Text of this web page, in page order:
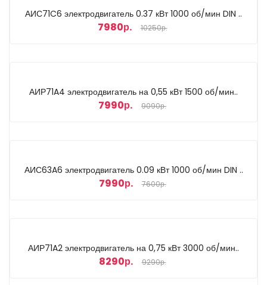
АИС71C6 электродвигатель 0.37 кВт 1000 об/мин DIN ..
7980р. 10250р.
АИР71A4 электродвигатель на 0,55 кВт 1500 об/мин..
7990р. 9090р.
АИС63A6 электродвигатель 0.09 кВт 1000 об/мин DIN ..
7990р. 7600р.
АИР71A2 электродвигатель на 0,75 кВт 3000 об/мин..
8290р. 9290р.